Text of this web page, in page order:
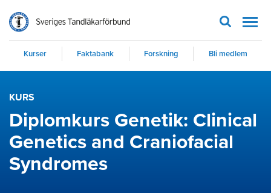
Kurser Faktabank Forskning Bli medlem
KURS
Diplomkurs Genetik: Clinical
Genetics and Craniofacial
Syndromes